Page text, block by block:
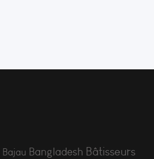
Bajau Bangladesh Bâtisseurs